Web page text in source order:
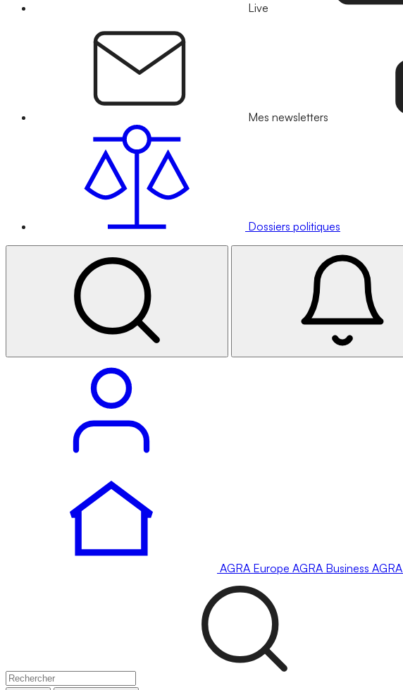
Live
Mes newsletters
Dossiers politiques
AGRA Europe AGRA Business AGRA